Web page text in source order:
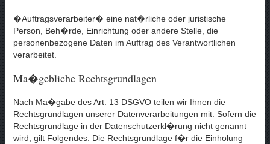
�Auftragsverarbeiter� eine nat�rliche oder juristische
Person, Beh�rde, Einrichtung oder andere Stelle, die
personenbezogene Daten im Auftrag des Verantwortlichen
verarbeitet.
Ma�gebliche Rechtsgrundlagen
Nach Ma�gabe des Art. 13 DSGVO teilen wir Ihnen die
Rechtsgrundlagen unserer Datenverarbeitungen mit. Sofern die
Rechtsgrundlage in der Datenschutzerkl�rung nicht genannt
wird, gilt Folgendes: Die Rechtsgrundlage f�r die Einholung